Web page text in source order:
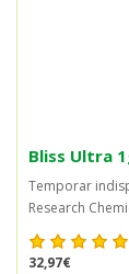
Bliss Ultra
Temporar
Research
32,97€